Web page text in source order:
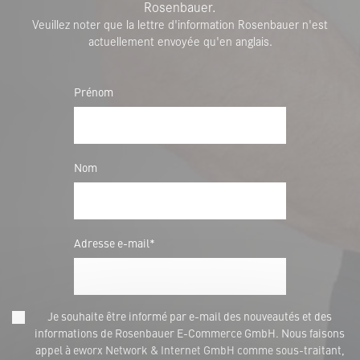
Rosenbauer.
Veuillez noter que la lettre d'information Rosenbauer n'est
actuellement envoyée qu'en anglais.
Prénom
Nom
Adresse e-mail*
Je souhaite être informé par e-mail des nouveautés et des
informations de Rosenbauer E-Commerce GmbH. Nous faisons
appel à eworx Network & Internet GmbH comme sous-traitant,